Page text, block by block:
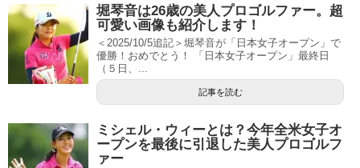
堀琴音は26歳の美人プロゴルファー。超
可愛い画像も紹介します！
＜2025/10/5追記＞堀琴音が「日本女子オープン」で
優勝！おめでとう！ 「日本女子オープン」最終日
（５日、...
記事を読む
ミシェル・ウィーとは？今年全米女子オ
ープンを最後に引退した美人プロゴルフ
ァー